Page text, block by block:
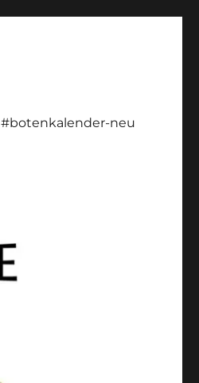
#botenkalender-neu